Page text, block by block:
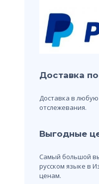
Доставка
Доставка в
отслежевания.
Выгодные
Самый большой
русском языке в
ценам.